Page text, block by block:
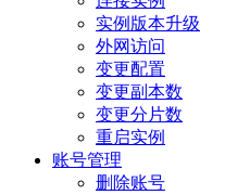
实例版本升级
外网访问
变更配置
变更副本数
变更分片数
重启实例
账号管理
删除账号